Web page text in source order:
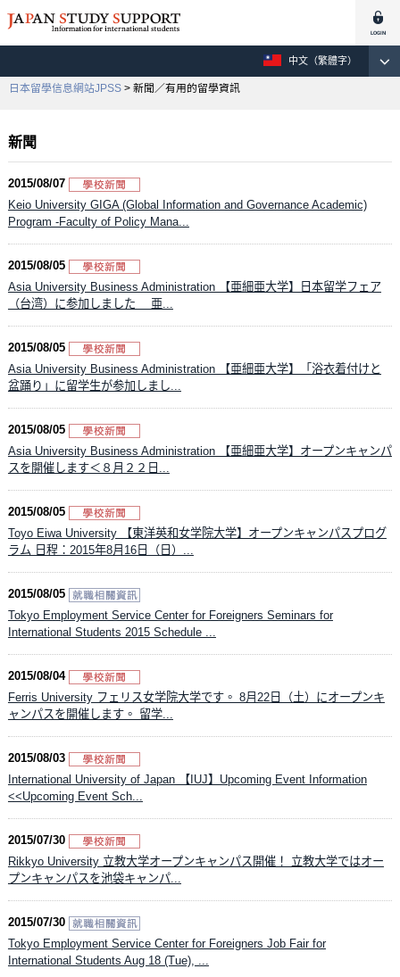
中文（繁體字）
日本留學信息網站JPSS > 新聞／有用的留學資訊
新聞
2015/08/07
Keio University GIGA (Global Information and Governance Academic)
Program -Faculty of Policy Mana...
2015/08/05
Asia University Business Administration 【亜細亜大学】日本留学フェア
（台湾）に参加しました 亜...
2015/08/05
Asia University Business Administration 【亜細亜大学】「浴衣着付けと
盆踊り」に留学生が参加しまし...
2015/08/05
Asia University Business Administration 【亜細亜大学】オープンキャンパ
スを開催します＜８月２２日...
2015/08/05
Toyo Eiwa University 【東洋英和女学院大学】オープンキャンパスプログ
ラム 日程：2015年8月16日（日）...
2015/08/05
Tokyo Employment Service Center for Foreigners Seminars for
International Students 2015 Schedule ...
2015/08/04
Ferris University フェリス女学院大学です。 8月22日（土）にオープンキ
ャンパスを開催します。 留学...
2015/08/03
International University of Japan 【IUJ】Upcoming Event Information
<<Upcoming Event Sch...
2015/07/30
Rikkyo University 立教大学オープンキャンパス開催！ 立教大学ではオー
プンキャンパスを池袋キャンパ...
2015/07/30
Tokyo Employment Service Center for Foreigners Job Fair for
International Students Aug 18 (Tue), ...